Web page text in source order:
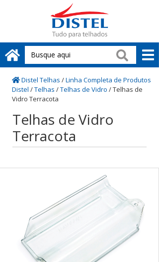
Distel Telhas /Linha Completa de Produtos
Distel /Telhas /Telhas de Vidro /Telhas de
Vidro Terracota
Telhas de Vidro
Terracota